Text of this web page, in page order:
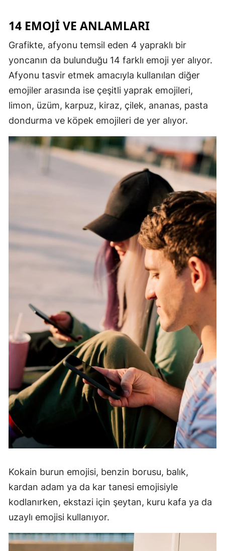
Şanlıurfa
Uşak
Yozgat
Zonguldak
Aksaray
Bayburt
Karaman
Kırıkkale
Batman
Şırnak
Bartın
Ardahan
Iğdır
Yalova
Karabük
Kilis
Osmaniye
14 EMOJİ VE ANLAMLARI
Grafikte, afyonu temsil eden 4 yapraklı bir
yoncanın da bulunduğu 14 farklı emoji yer alıyor.
Afyonu tasvir etmek amacıyla kullanılan diğer
emojiler arasında ise çeşitli yaprak emojileri,
limon, üzüm, karpuz, kiraz, çilek, ananas, pasta
dondurma ve köpek emojileri de yer alıyor.
Kokain burun emojisi, benzin borusu, balık,
kardan adam ya da kar tanesi emojisiyle
kodlanırken, ekstazi için şeytan, kuru kafa ya da
uzaylı emojisi kullanıyor.